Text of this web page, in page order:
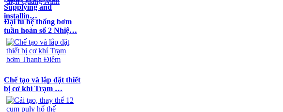
Supplying and
installin…
Đại tu hệ thống bơm
tuần hoàn số 2 Nhiệ…
Chế tạo và lắp đặt thiết
bị cơ khí Trạm …